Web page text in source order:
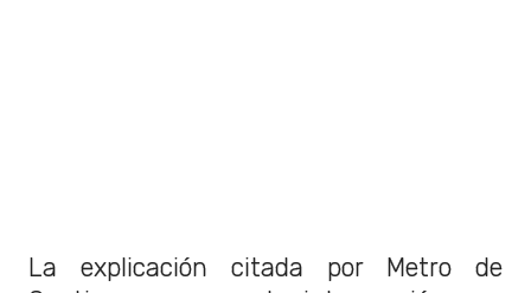
La explicación citada por Metro de